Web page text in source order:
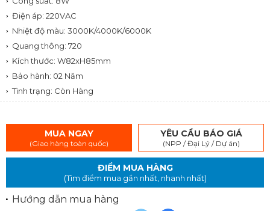
Điện áp: 220VAC
Nhiệt độ màu: 3000K/4000K/6000K
Quang thông: 720
Kích thước: W82xH85mm
Bảo hành: 02 Năm
Tình trạng: Còn Hàng
MUA NGAY
(Giao hàng toàn quốc)
YÊU CẦU BÁO GIÁ
(NPP / Đại Lý / Dự án)
ĐIỂM MUA HÀNG
(Tìm điểm mua gần nhất, nhanh nhất)
Hướng dẫn mua hàng